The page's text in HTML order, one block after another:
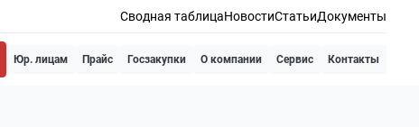
Сводная таблицаНовостиСтатьиДокументы
Юр. лицам Прайс Госзакупки О компании Сервис Контакты